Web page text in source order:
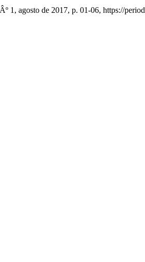
1, agosto de 2017, p. 01-06, https://